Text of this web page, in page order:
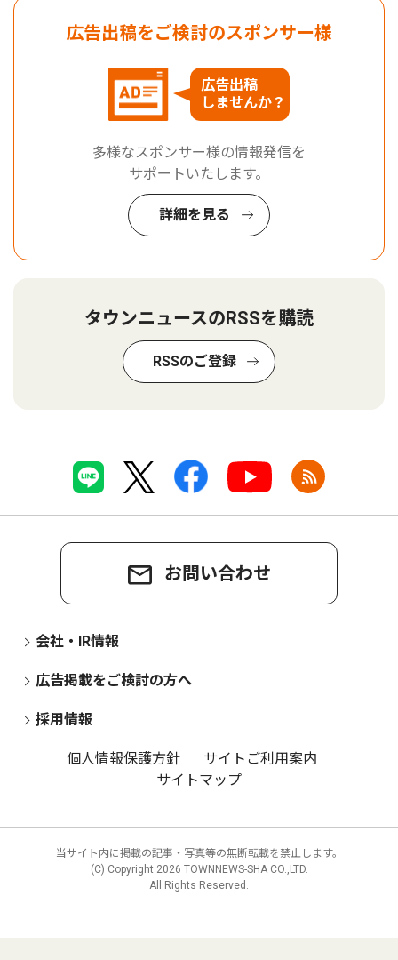
広告出稿をご検討のスポンサー様
広告出稿
しませんか？
多様なスポンサー様の情報発信を
サポートいたします。
詳細を見る
タウンニュースのRSSを購読
RSSのご登録
お問い合わせ
会社・IR情報
広告掲載をご検討の方へ
採用情報
個人情報保護方針
サイトご利用案内
サイトマップ
当サイト内に掲載の記事・写真等の無断転載を禁止します。
(C) Copyright 2026 TOWNNEWS-SHA CO.,LTD.
All Rights Reserved.